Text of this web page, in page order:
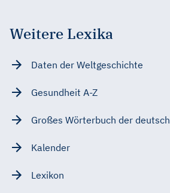
Weitere Lexika
Daten der Weltgeschichte
Gesundheit A-Z
Großes Wörterbuch der
Kalender
Lexikon